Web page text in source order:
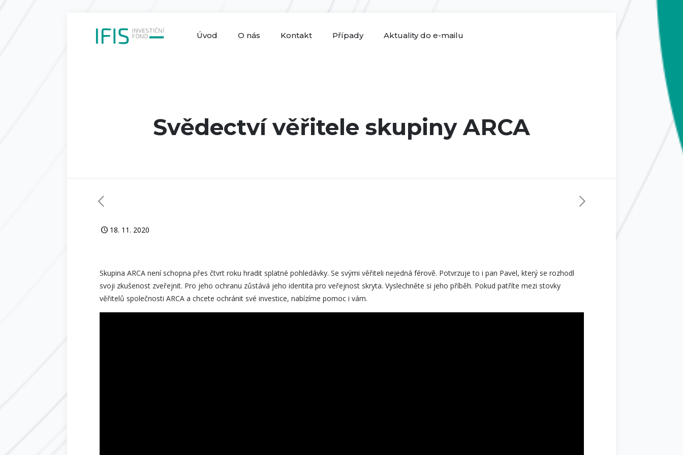
Úvod O nás Kontakt Případy Aktuality do e-mailu
Svědectví věřitele skupiny ARCA
18. 11. 2020
Skupina ARCA není schopna přes čtvrt roku hradit splatné pohledávky. Se svými věřiteli nejedná férově. Potvrzuje to i pan Pavel, který se rozhodl
svoji zkušenost zveřejnit. Pro jeho ochranu zůstává jeho identita pro veřejnost skryta. Vyslechněte si jeho příběh. Pokud patříte mezi stovky
věřitelů společnosti ARCA a chcete ochránit své investice, nabízíme pomoc i vám.